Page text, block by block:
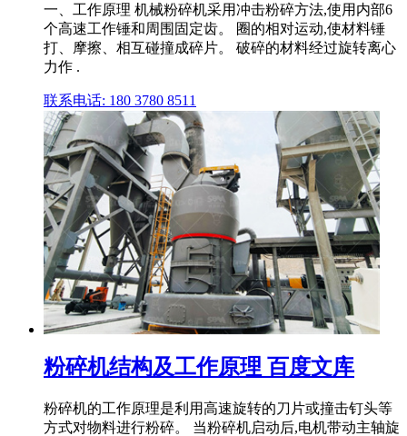
一、工作原理 机械粉碎机采用冲击粉碎方法,使用内部6
个高速工作锤和周围固定齿。 圈的相对运动,使材料锤
打、摩擦、相互碰撞成碎片。 破碎的材料经过旋转离心
力作 .
联系电话: 180 3780 8511
粉碎机结构及工作原理 百度文库
粉碎机的工作原理是利用高速旋转的刀片或撞击钉头等
方式对物料进行粉碎。 当粉碎机启动后,电机带动主轴旋